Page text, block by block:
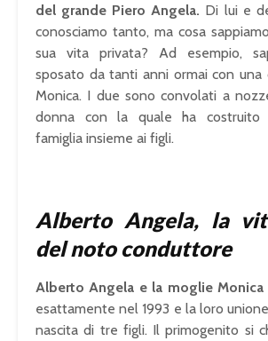
del grande Piero Angela. Di lui e
conosciamo tanto, ma cosa
sua vita privata? Ad esempio,
sposato da tanti anni ormai con una
Monica. I due sono convolati a
donna con la quale ha costruito
famiglia insieme ai figli.
Alberto Angela, la
del noto conduttore
Alberto Angela e la moglie Monica
esattamente nel 1993 e la loro
nascita di tre figli. Il primogenito si